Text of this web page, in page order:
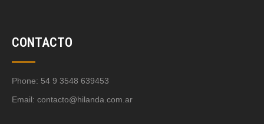
CONTACTO
Phone: 54 9 3548 639453
Email: contacto@hilanda.com.ar